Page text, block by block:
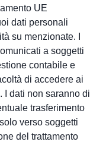
UE
dati personali
su menzionate. I
a soggetti
contabile e
di accedere ai
I dati non saranno di
trasferimento
verso soggetti
del trattamento